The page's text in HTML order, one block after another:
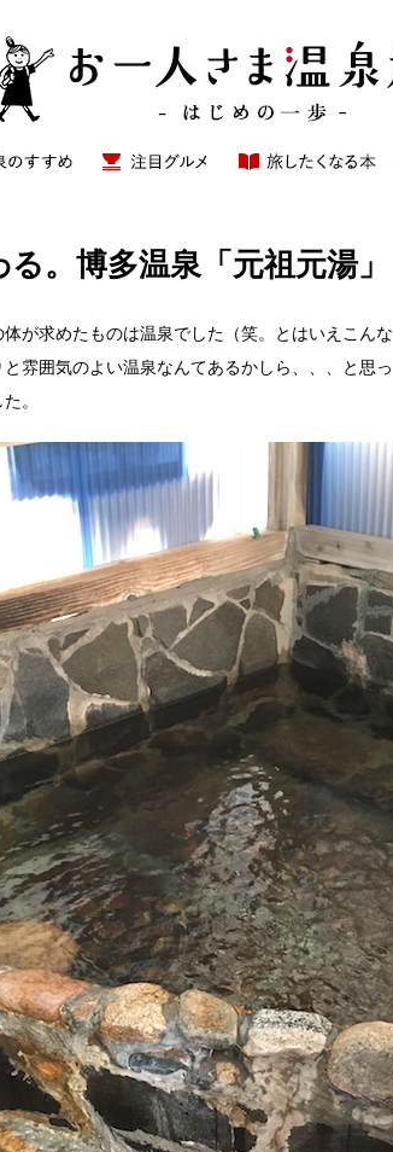
。博多温泉「元祖元湯」
が求めたものは温泉でした（笑。とはいえこんな
雰囲気のよい温泉なんてあるかしら、、、と思っ
。